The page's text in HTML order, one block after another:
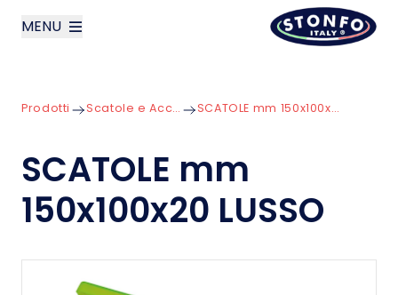
MENU
Prodotti
News
Prodotti Scatole e Accessori SCATOLE mm 150x100x20 LUSSO
SCATOLE mm
150x100x20 LUSSO